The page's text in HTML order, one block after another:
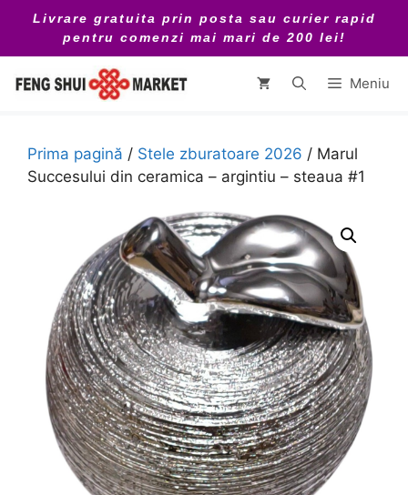
conținut
Livrare gratuita prin posta sau curier rapid
pentru comenzi mai mari de 200 lei!
Meniu
Prima pagină / Stele zburatoare 2026 / Marul
Succesului din ceramica – argintiu – steaua #1